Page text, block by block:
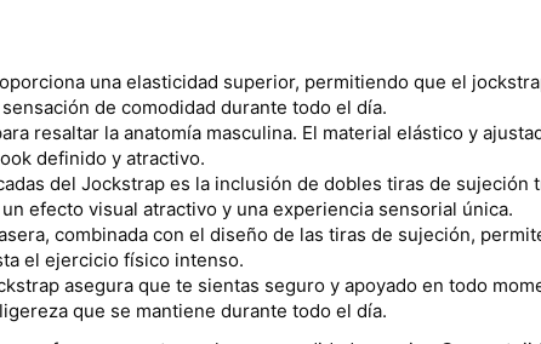
una elasticidad superior, permitiendo que el
de comodidad durante todo el día.
resaltar la anatomía masculina. El material elástico y
definido y atractivo.
del Jockstrap es la inclusión de dobles tiras de
efecto visual atractivo y una experiencia sensorial única.
combinada con el diseño de las tiras de sujeción,
el ejercicio físico intenso.
asegura que te sientas seguro y apoyado en todo
que se mantiene durante todo el día.